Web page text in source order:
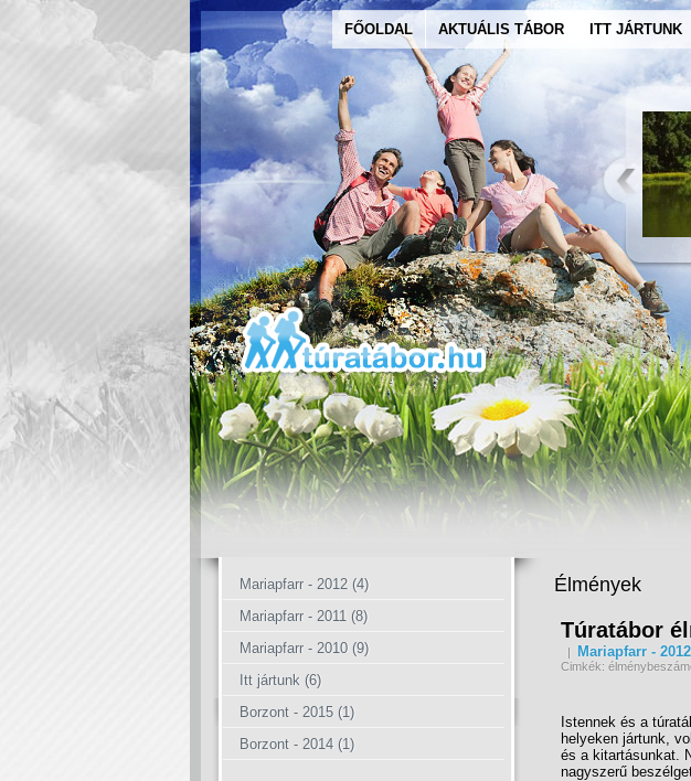
FŐOLDAL AKTUÁLIS TÁBOR ITT JÁRTUNK
Mariapfarr - 2012 (4)
Mariapfarr - 2011 (8)
Mariapfarr - 2010 (9)
Itt jártunk (6)
Borzont - 2015 (1)
Borzont - 2014 (1)
Élmények
Túratábor
| Mariapfarr - 2012
Cimkék:
Istennek és a
helyeken jártunk,
és a kitartásunkat.
nagyszerű